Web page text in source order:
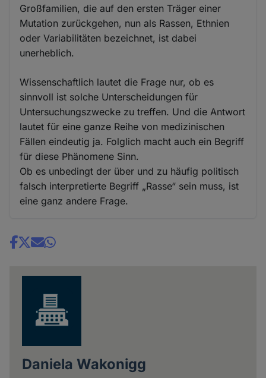
Großfamilien, die auf den ersten Träger einer
Mutation zurückgehen, nun als Rassen, Ethnien
oder Variabilitäten bezeichnet, ist dabei
unerheblich.
Wissenschaftlich lautet die Frage nur, ob es
sinnvoll ist solche Unterscheidungen für
Untersuchungszwecke zu treffen. Und die Antwort
lautet für eine ganze Reihe von medizinischen
Fällen eindeutig ja. Folglich macht auch ein Begriff
für diese Phänomene Sinn.
Ob es unbedingt der über und zu häufig politisch
falsch interpretierte Begriff „Rasse“ sein muss, ist
eine ganz andere Frage.
Share
Daniela Wakonigg